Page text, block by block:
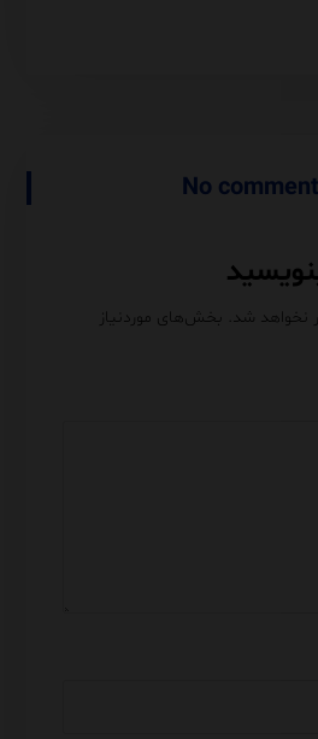
No comment
نخواهد شد. بخش‌های موردنیاز